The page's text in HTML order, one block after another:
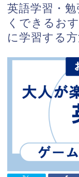
英語学習・
くできるお
に学習する